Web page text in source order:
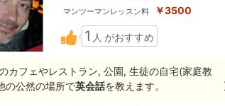
マンツーマンレッスン料 ￥3500
1 人 がおすすめ
カフェやレストラン, 公園, 生徒の自宅(家庭教
の公然の場所で英会話を教えます。